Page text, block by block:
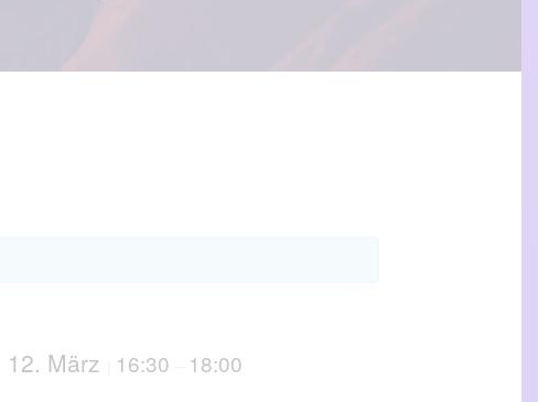
12. März 16:30 18:00